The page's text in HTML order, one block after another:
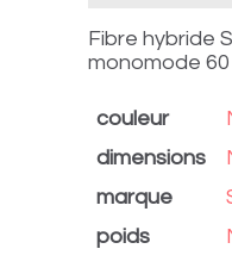
Fibre hybride
monomode
couleur
dimensions
marque
poids